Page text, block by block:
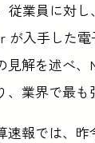
従業員に対
が入手した
見解を述べ
、業界で最も
速報では、